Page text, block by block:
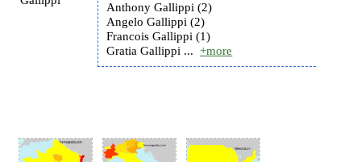
Anthony Gallippi (2)
Angelo Gallippi (2)
Francois Gallippi (1)
Gratia Gallippi ... +more